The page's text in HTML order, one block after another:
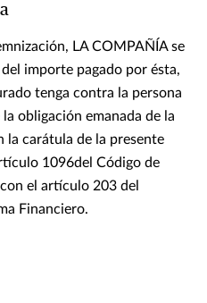
LA COMPAÑÍA se
importe pagado por ésta,
tenga contra la persona
obligación emanada de la
la carátula de la presente
1096del Código de
el artículo 203 del
Financiero.